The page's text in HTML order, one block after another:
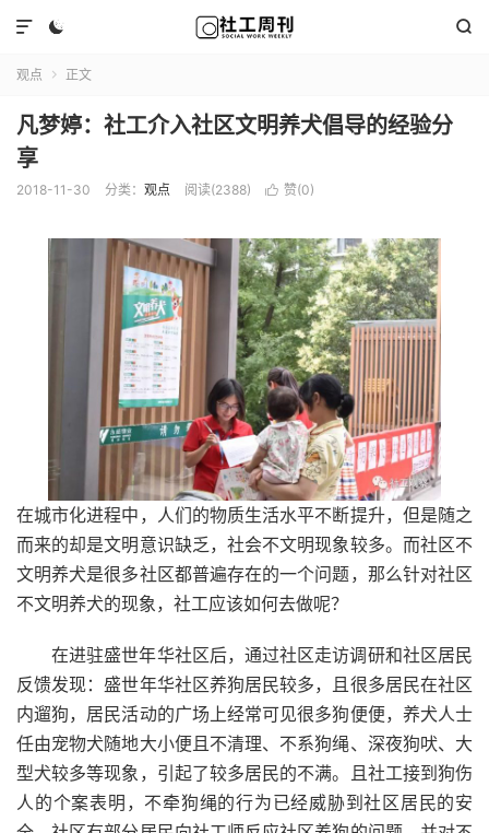
 

观点  正文
凡梦婷：社工介入社区文明养犬倡导的经验分
享
2018-11-30 分类： 观点 阅读(2388)  赞(0)
在城市化进程中，人们的物质生活水平不断提升，但是随之
而来的却是文明意识缺乏，社会不文明现象较多。而社区不
文明养犬是很多社区都普遍存在的一个问题，那么针对社区
不文明养犬的现象，社工应该如何去做呢？
在进驻盛世年华社区后，通过社区走访调研和社区居民
反馈发现：盛世年华社区养狗居民较多，且很多居民在社区
内遛狗，居民活动的广场上经常可见很多狗便便，养犬人士
任由宠物犬随地大小便且不清理、不系狗绳、深夜狗吠、大
型犬较多等现象，引起了较多居民的不满。且社工接到狗伤
人的个案表明，不牵狗绳的行为已经威胁到社区居民的安